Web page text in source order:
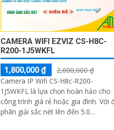
CAMERA WIFI EZVIZ CS-H8C-
R200-1J5WKFL
1,800,000 ₫
2,000,000 ₫
Camera IP Wifi CS-H8c-R200-
1J5WKFL là lựa chọn hoàn hảo cho
công trình giá rẻ hoặc gia đình. Với độ
phân giải sắc nét lên đến 5.0